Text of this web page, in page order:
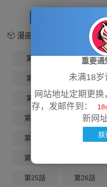
放入
漫画章节
第1話 第2話
第5話 第6話
第9話 第10話
第13話 第14話
第17話
第21話
第25話 第26話
重要通
未满18岁
网站地址定期更
存，发邮件到：
新网
朕